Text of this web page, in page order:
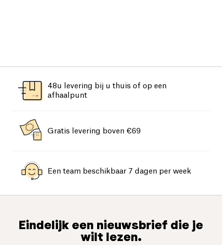
48u levering bij u thuis of op een
afhaalpunt
Gratis levering boven €69
Een team beschikbaar 7 dagen per week
Eindelijk een nieuwsbrief die je
wilt lezen.